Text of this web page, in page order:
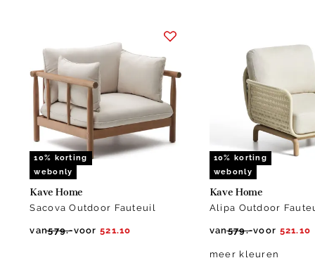
10% korting
webonly
Kave Home
Sacova Outdoor Fauteuil
van579.-voor 521.10
10% korting
webonly
Kave Home
Alipa Outdoor
van579.-voor 521.10
meer kleuren